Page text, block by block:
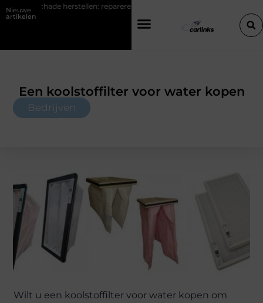
Nieuwe
artikelen
repareren of de bumper vervangen?
Een koolstoffilter voor water kopen
Bedrijven
Wilt u een koolstoffilter voor water kopen om